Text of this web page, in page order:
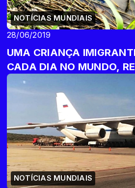
NOTÍCIAS MUNDIAIS
28/06/2019
UMA CRIANÇA
CADA DIA NO MUNDO,
NOTÍCIAS MUNDIAIS